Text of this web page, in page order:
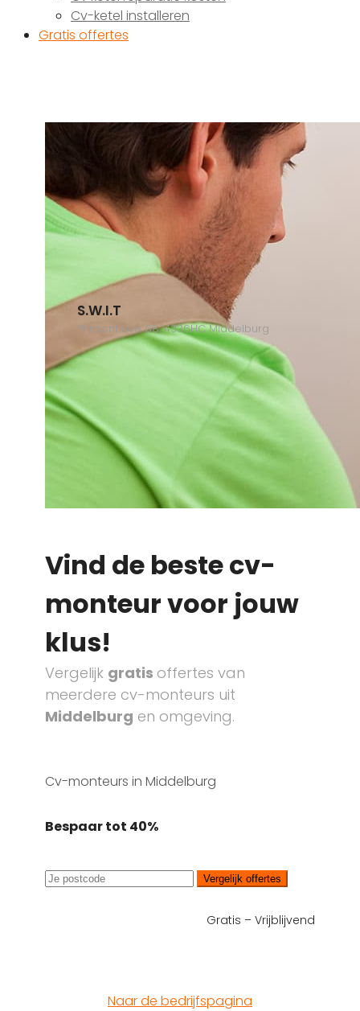
Cv-ketel installeren
Gratis offertes
S.W.I.T
Prinsenhove 68, 4336HC Middelburg
Vind de beste cv-
monteur voor jouw
klus!
Vergelijk gratis offertes van
meerdere cv-monteurs uit
Middelburg en omgeving.
Cv-monteurs in Middelburg
Bespaar tot 40%
Vergelijk offertes
Gratis – Vrijblijvend
Naar de bedrijfspagina